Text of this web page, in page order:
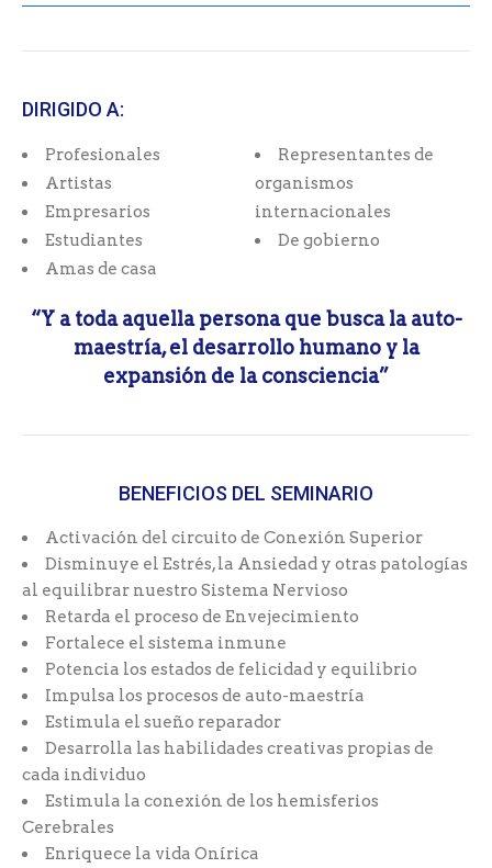
DIRIGIDO A:
Profesionales
Artistas
Empresarios
Estudiantes
Amas de casa
Representantes de
organismos
internacionales
De gobierno
“Y a toda aquella persona que busca la auto-
maestría, el desarrollo humano y la
expansión de la consciencia”
BENEFICIOS DEL SEMINARIO
Activación del circuito de Conexión Superior
Disminuye el Estrés, la Ansiedad y otras patologías
al equilibrar nuestro Sistema Nervioso
Retarda el proceso de Envejecimiento
Fortalece el sistema inmune
Potencia los estados de felicidad y equilibrio
Impulsa los procesos de auto-maestría
Estimula el sueño reparador
Desarrolla las habilidades creativas propias de
cada individuo
Estimula la conexión de los hemisferios
Cerebrales
Enriquece la vida Onírica